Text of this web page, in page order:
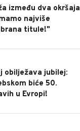
između dva okršaja
najviše
titule!"
obilježava jubilej:
biće 50.
u Evropi!